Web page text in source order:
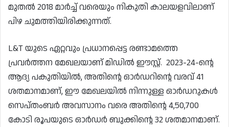
മുതൽ 2018 മാർച്ച് വരെയും നികുതി കാലയളവിലാണ്
പിഴ ചുമത്തിയിരിക്കുന്നത്.
L&T യുടെ ഏറ്റവും പ്രധാനപ്പെട്ട രണ്ടാമത്തെ
പ്രവർത്തന മേഖലയാണ് മിഡിൽ ഈസ്റ്റ്. 2023-24-ന്റെ
ആദ്യ പകുതിയിൽ, അതിന്റെ ഓർഡറിന്റെ വരവ് 41
ശതമാനമാണ്, ഈ മേഖലയിൽ നിന്നുള്ള ഓർഡറുകൾ
സെപ്തംബർ അവസാനം വരെ അതിന്റെ 4,50,700
കോടി രൂപയുടെ ഓർഡർ ബുക്കിന്റെ 32 ശതമാനമാണ്.